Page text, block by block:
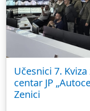
Učesnici 7.
centar JP
Zenici